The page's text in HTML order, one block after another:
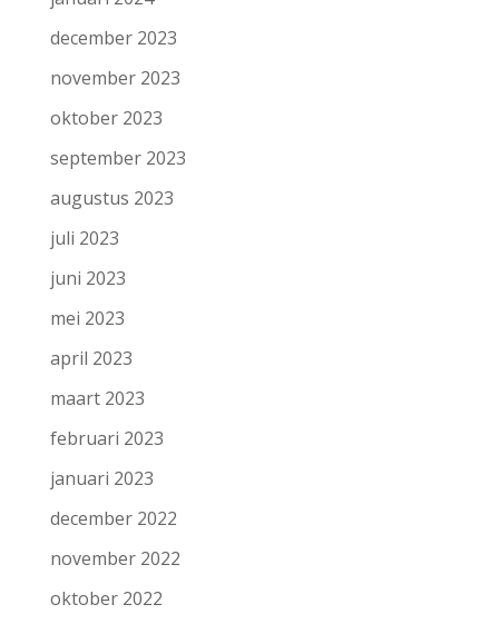
december 2023
november 2023
oktober 2023
september 2023
augustus 2023
juli 2023
juni 2023
mei 2023
april 2023
maart 2023
februari 2023
januari 2023
december 2022
november 2022
oktober 2022